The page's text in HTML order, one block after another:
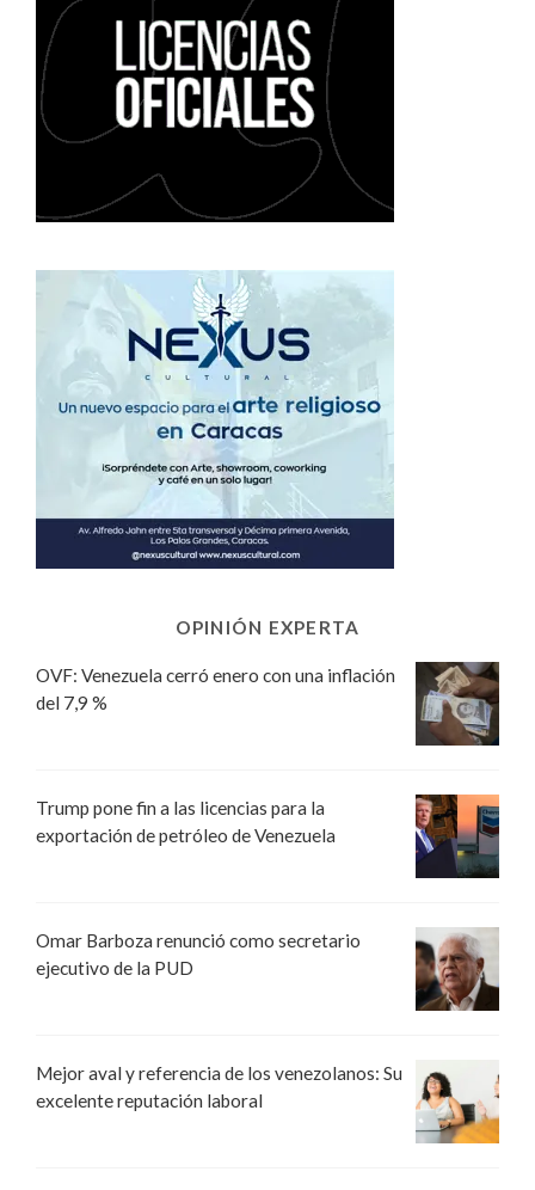
OPINIÓN EXPERTA
OVF: Venezuela cerró enero con una inflación
del 7,9 %
Trump pone fin a las licencias para la
exportación de petróleo de Venezuela
Omar Barboza renunció como secretario
ejecutivo de la PUD
Mejor aval y referencia de los venezolanos: Su
excelente reputación laboral